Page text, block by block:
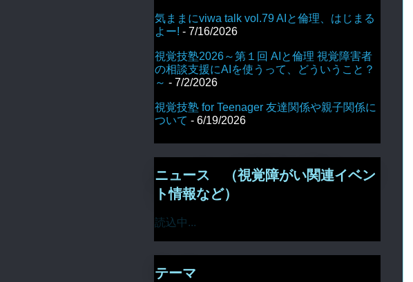
気ままにviwa talk vol.79 AIと倫理、はじまる
よー! - 7/16/2026
視覚技塾2026～第１回 AIと倫理 視覚障害者
の相談支援にAIを使うって、どういうこと？
～ - 7/2/2026
視覚技塾 for Teenager 友達関係や親子関係に
ついて - 6/19/2026
ニュース （視覚障がい関連イベン
ト情報など）
読込中...
テーマ